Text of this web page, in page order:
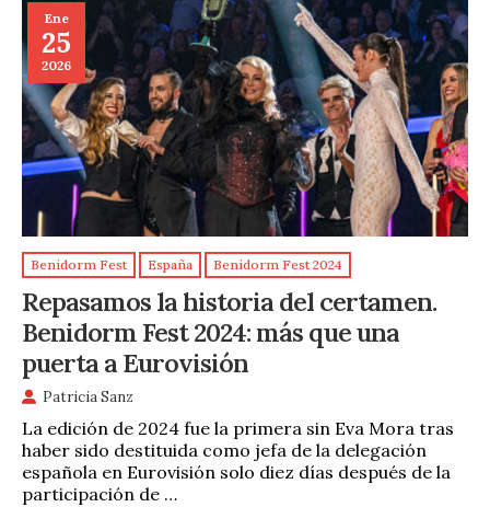
Ene
25
2026
Benidorm Fest España Benidorm Fest 2024
Repasamos la historia del certamen.
Benidorm Fest 2024: más que una
puerta a Eurovisión
Patricia Sanz
La edición de 2024 fue la primera sin Eva Mora tras
haber sido destituida como jefa de la delegación
española en Eurovisión solo diez días después de la
participación de …